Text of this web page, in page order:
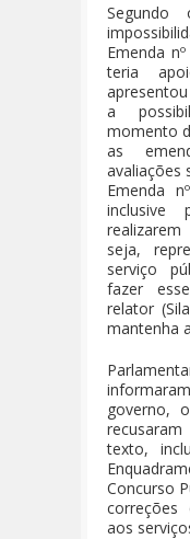
Emenda
teria
a
momento
as
avaliações
Emenda
inclusive
seja,
serviço
fazer
relator
mantenha
governo,
texto,
Concurso
correções
aos